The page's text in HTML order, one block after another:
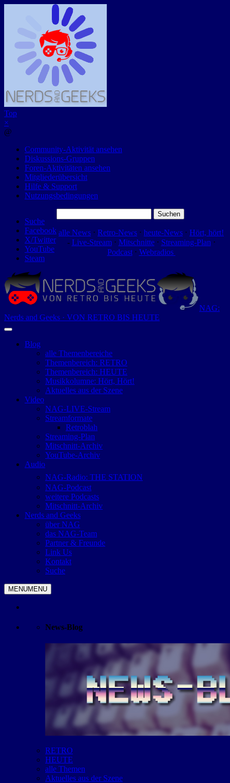
Top
×
@
Community-Aktivität ansehen
Diskussions-Gruppen
Foren-Aktivitäten ansehen
Mitgliederübersicht
Hilfe & Support
Nutzungsbedingungen
Suche
Facebook
X/Twitter
YouTube
Steam
nach:
alle News ⋅ Retro-News ⋅ heute-News ⋅ Hört, hört!
- Live-Stream⋅ Mitschnitte⋅ Streaming-Plan ⋅
Podcast⋅ Webradios
NAG:
Nerds and Geeks · VON RETRO BIS HEUTE
Blog
alle Themenbereiche
Themenbereich: RETRO
Themenbereich: HEUTE
Musikkolumne: Hört, Hört!
Aktuelles aus der Szene
Video
NAG-LIVE-Stream
Streamformate
Retroblah
Streaming-Plan
Mitschnitt-Archiv
YouTube-Archiv
Audio
NAG-Radio: THE STATION
NAG-Podcast
weitere Podcasts
Mitschnitt-Archiv
Nerds and Geeks
über NAG
das NAG-Team
Partner & Freunde
Link Us
Kontakt
Suche
MENUMENU
News-Blog
RETRO
HEUTE
alle Themen
Aktuelles aus der Szene